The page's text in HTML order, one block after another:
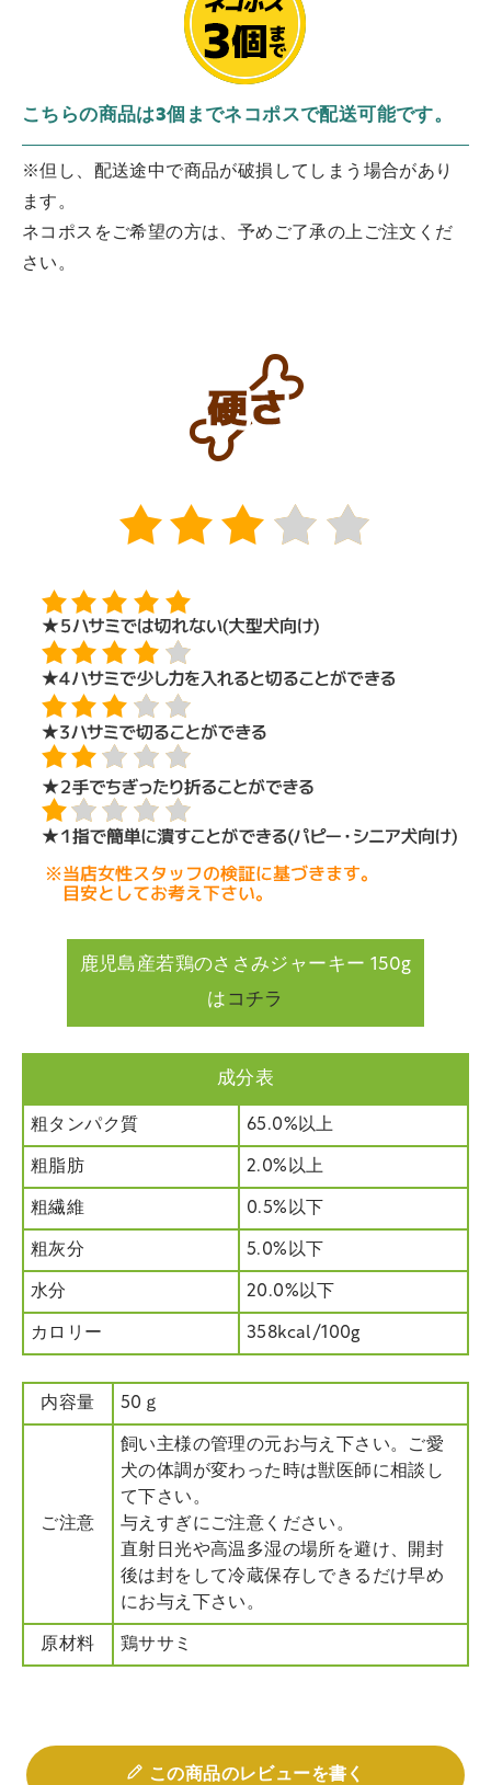
こちらの商品は3個までネコポスで配送可能です。
※但し、配送途中で商品が破損してしまう場合があり
ます。
ネコポスをご希望の方は、予めご了承の上ご注文くだ
さい。
鹿児島産若鶏のささみジャーキー 150g
は コチラ
成分表
粗タンパク質 65.0%以上
粗脂肪 2.0%以上
粗繊維 0.5%以下
粗灰分 5.0%以下
水分 20.0%以下
カロリー 358kcal/100g
内容量 50ｇ
ご注意
飼い主様の管理の元お与え下さい。ご愛
犬の体調が変わった時は獣医師に相談し
て下さい。
与えすぎにご注意ください。
直射日光や高温多湿の場所を避け、開封
後は封をして冷蔵保存しできるだけ早め
にお与え下さい。
原材料 鶏ササミ
この商品のレビューを書く